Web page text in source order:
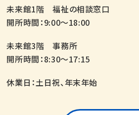
未来館1階 福祉の相談窓口
開所時間：9:00～18:00
未来館3階 事務所
開所時間：8:30～17:15
休業日：土日祝、年末年始